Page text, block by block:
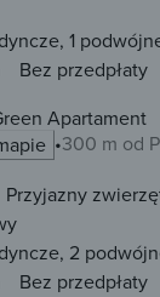
1
Bez przedpłaty
Apartament
300 m od
Przyjazny
2
Bez przedpłaty